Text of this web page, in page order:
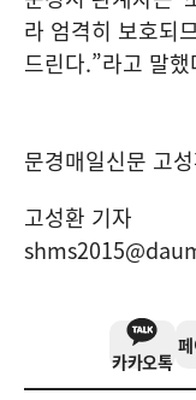
라 엄격히 보호되
드린다.”라고 말했
문경매일신문 고
고성환 기자
카카오톡